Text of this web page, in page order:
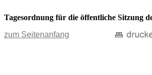
Tagesordnung für die öffentliche Sitzung
zum Seitenanfang